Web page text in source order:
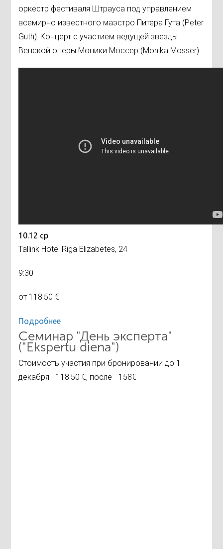
оркестр фестиваля Штрауса под управлением
всемирно известного маэстро Питера Гута (Peter
Guth). Концерт c участием ведущей звезды
Венской оперы Моники Моссер (Monika Mosser).
10.12 ср
Tallink Hotel Riga Elizabetes, 24
9:30
от 118.50 €
Подробнее
Семинар "День эксперта"
("Ekspertu diena")
Стоимость участия при бронировании до 1
декабря - 118.50 €, после - 158€